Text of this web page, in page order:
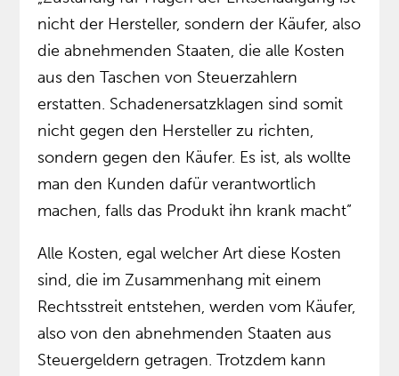
nicht der Hersteller, sondern der Käufer, also
die abnehmenden Staaten, die alle Kosten
aus den Taschen von Steuerzahlern
erstatten. Schadenersatzklagen sind somit
nicht gegen den Hersteller zu richten,
sondern gegen den Käufer. Es ist, als wollte
man den Kunden dafür verantwortlich
machen, falls das Produkt ihn krank macht”
Alle Kosten, egal welcher Art diese Kosten
sind, die im Zusammenhang mit einem
Rechtsstreit entstehen, werden vom Käufer,
also von den abnehmenden Staaten aus
Steuergeldern getragen. Trotzdem kann